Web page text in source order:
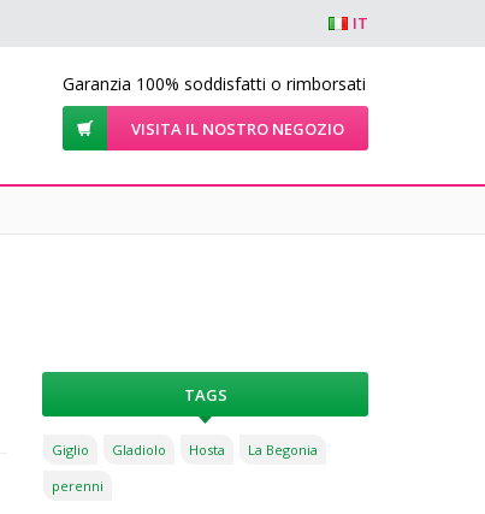
IT
Garanzia 100% soddisfatti o rimborsati
VISITA IL NOSTRO NEGOZIO
TAGS
Giglio Gladiolo Hosta
La Begonia
perenni